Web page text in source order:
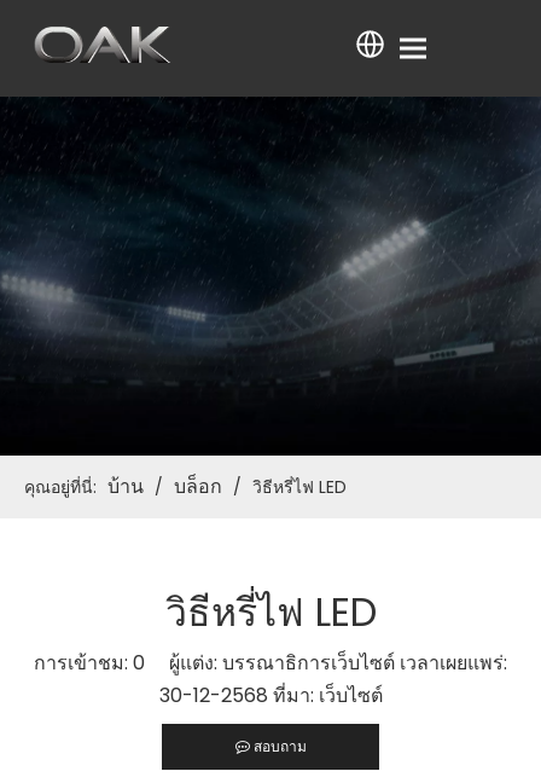
คุณอยู่ที่นี่: บ้าน / บล็อก / วิธีหรี่ไฟ LED
วิธีหรี่ไฟ LED
การเข้าชม: 0 ผู้แต่ง: บรรณาธิการเว็บไซต์ เวลาเผยแพร่:
30-12-2568 ที่มา: เว็บไซต์
สอบถาม